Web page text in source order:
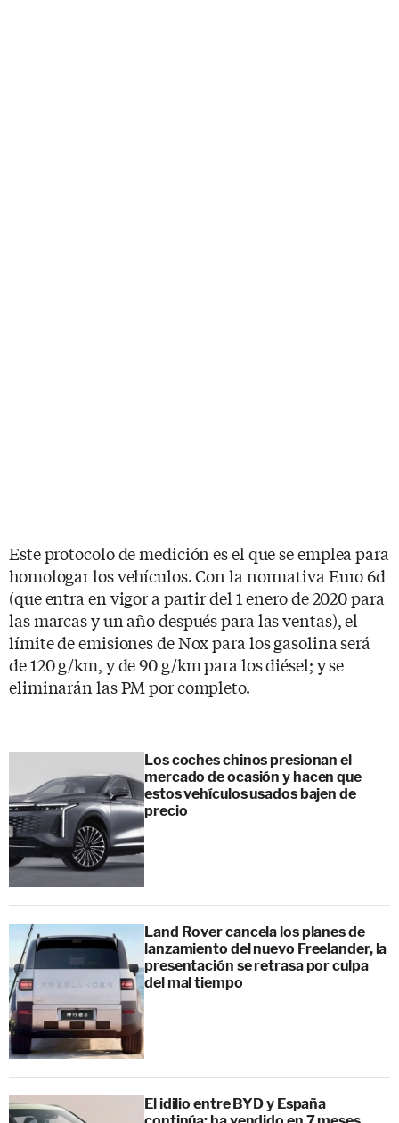
Este protocolo de medición es el que se emplea para
homologar los vehículos. Con la normativa Euro 6d
(que entra en vigor a partir del 1 enero de 2020 para
las marcas y un año después para las ventas), el
límite de emisiones de Nox para los gasolina será
de 120 g/km, y de 90 g/km para los diésel; y se
eliminarán las PM por completo.
Los coches chinos presionan el
mercado de ocasión y hacen que
estos vehículos usados bajen de
precio
Land Rover cancela los planes de
lanzamiento del nuevo Freelander, la
presentación se retrasa por culpa
del mal tiempo
El idilio entre BYD y España